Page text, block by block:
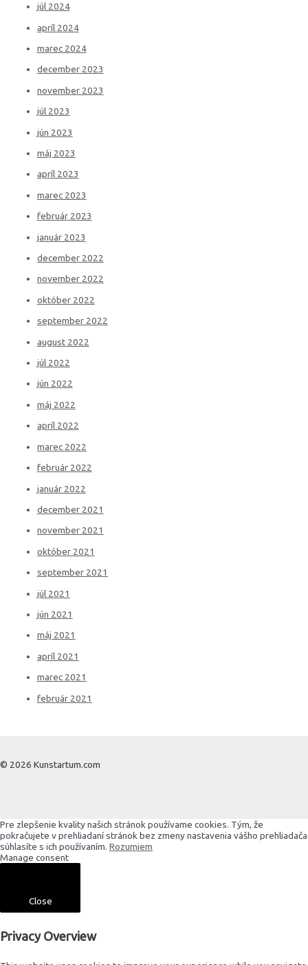
júl 2024
apríl 2024
marec 2024
december 2023
november 2023
júl 2023
jún 2023
máj 2023
apríl 2023
marec 2023
február 2023
január 2023
december 2022
november 2022
október 2022
september 2022
august 2022
júl 2022
jún 2022
máj 2022
apríl 2022
marec 2022
február 2022
január 2022
december 2021
november 2021
október 2021
september 2021
júl 2021
jún 2021
máj 2021
apríl 2021
marec 2021
február 2021
© 2026 Kunstartum.com
Pre zlepšenie kvality našich stránok používame cookies. Tým, že
pokračujete v prehliadaní stránok bez zmeny nastavenia vášho prehliadača
súhlasíte s ich používaním. Rozumiem
Manage consent
Close
Privacy Overview